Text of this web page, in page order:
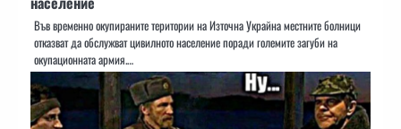
Във временно окупираните територии на Източна Украйна местните болници
отказват да обслужват цивилното население поради големите загуби на
окупационната армия.…